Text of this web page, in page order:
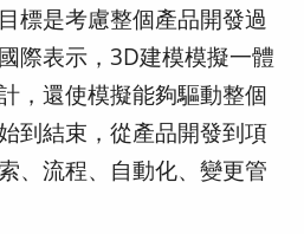
標是考慮整個產品開發過
際表示，3D建模模擬一體
，還使模擬能夠驅動整個
到結束，從產品開發到項
、流程、自動化、變更管